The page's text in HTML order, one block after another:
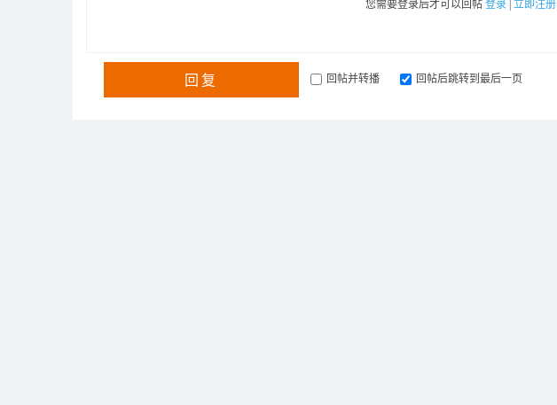
您需要登录后才可以回帖 登录 立即注册
回复 回帖并转播 回帖后跳转到最后一页